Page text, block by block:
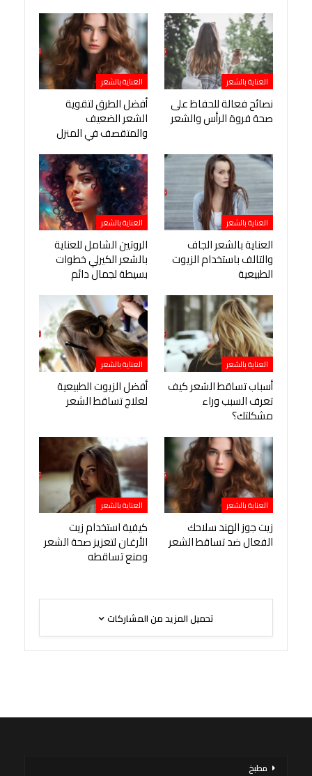
العناية بالشعر
نصائح فعالة للحفاظ على
صحة فروة الرأس والشعر
العناية بالشعر
أفضل الطرق لتقوية
الشعر الضعيف
والمتقصف في المنزل
العناية بالشعر
العناية بالشعر الجاف
والتالف باستخدام الزيوت
الطبيعية
العناية بالشعر
الروتين الشامل للعناية
بالشعر الكيرلي خطوات
بسيطة لجمال دائم
العناية بالشعر
أسباب تساقط الشعر كيف
تعرف السبب وراء
مشكلتك؟
العناية بالشعر
أفضل الزيوت الطبيعية
لعلاج تساقط الشعر
العناية بالشعر
زيت جوز الهند سلاحك
الفعال ضد تساقط الشعر
العناية بالشعر
كيفية استخدام زيت
الأرغان لتعزيز صحة الشعر
ومنع تساقطه
تحميل المزيد من المشاركات
مطبخ